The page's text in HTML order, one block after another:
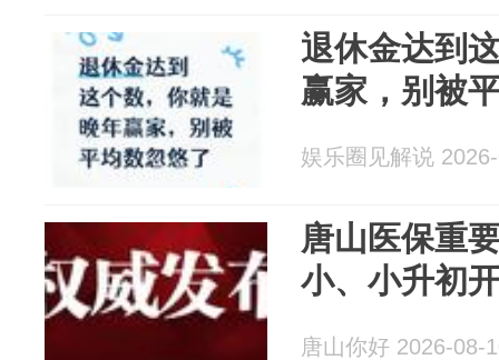
退休金达到
赢家，别被
娱乐圈见解说
唐山医保重
小、小升初
唐山你好 2026-08-